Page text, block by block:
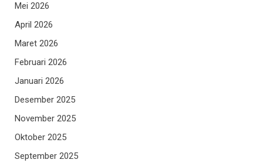
Mei 2026
April 2026
Maret 2026
Februari 2026
Januari 2026
Desember 2025
November 2025
Oktober 2025
September 2025